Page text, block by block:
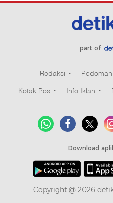
part of
Redaksi
Kotak Pos
Info Iklan
Download
Copyright @ 2026